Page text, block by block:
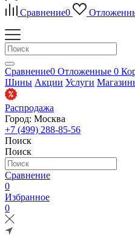
Сравнение0
Сравнение0 Отложенные 0
Шины Акции Услуги
Распродажа
Город: Москва
+7 (499) 288-85-56
Поиск
Поиск
Сравнение
0
Избранное
0